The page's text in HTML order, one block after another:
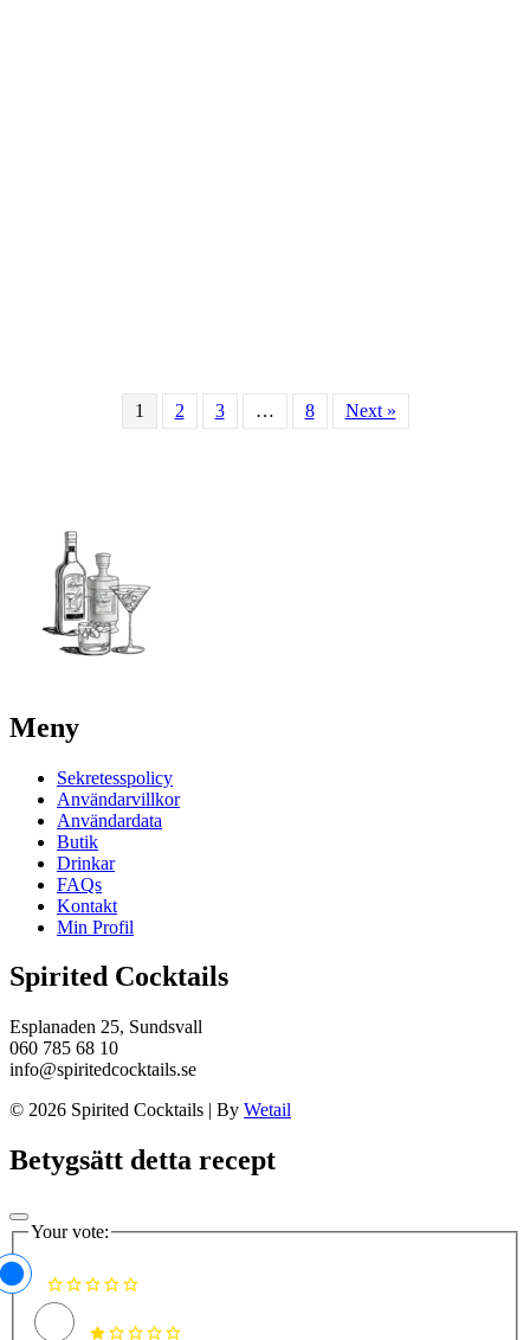
1 2 3 … 8 Next »
Meny
Sekretesspolicy
Användarvillkor
Användardata
Butik
Drinkar
FAQs
Kontakt
Min Profil
Spirited Cocktails
Esplanaden 25, Sundsvall
060 785 68 10
info@spiritedcocktails.se
© 2026 Spirited Cocktails | By Wetail
Betygsätt detta recept
Your vote: